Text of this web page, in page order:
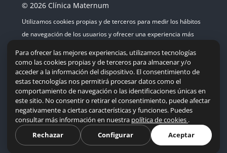
© 2026 Clínica Maternum
Utilizamos cookies propias y de terceros para medir los hábitos
de navegación de los usuarios y ofrecer una experiencia más
su uso.
Mapa del sitio | Accesibilidad | Política de cookies
Resumen de retención de datos
Descargar la app para dispositivos móviles
Cambiar al tema estándar
Para ofrecer las mejores experiencias, utilizamos tecnologías
como las cookies propias y de terceros para almacenar y/o
acceder a la información del dispositivo. El consentimiento de
estas tecnologías nos permitirá procesar datos como el
comportamiento de navegación o las identificaciones únicas en
este sitio. No consentir o retirar el consentimiento, puede afectar
negativamente a ciertas características y funciones. Puedes
consultar más información en nuestra política de cookies .
Rechazar
Configurar Aceptar